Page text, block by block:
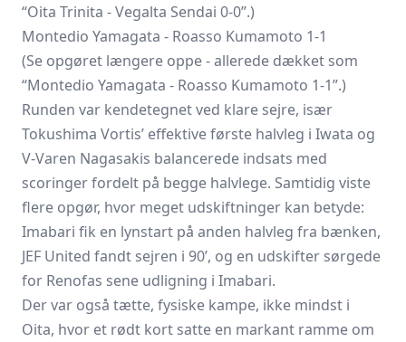
“Oita Trinita -Vegalta Sendai 0-0”.)
Montedio Yamagata - Roasso Kumamoto 1-1
(Se opgøret længere oppe - allerede dækket som
“Montedio Yamagata - Roasso Kumamoto 1-1”.)
Runden var kendetegnet ved klare sejre, især
Tokushima Vortis’ effektive første halvleg i Iwata og
V-Varen Nagasakis balancerede indsats med
scoringer fordelt på begge halvlege. Samtidig viste
flere opgør, hvor meget udskiftninger kan betyde:
Imabari fik en lynstart på anden halvleg fra bænken,
JEF United fandt sejren i 90’, og en udskifter sørgede
for Renofas sene udligning i Imabari.
Der var også tætte, fysiske kampe, ikke mindst i
Oita, hvor et rødt kort satte en markant ramme om